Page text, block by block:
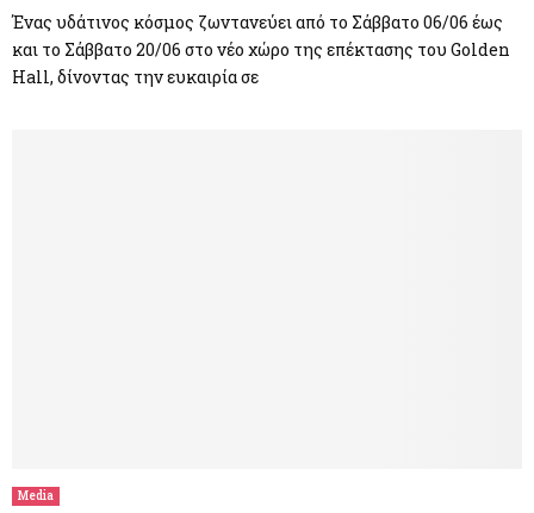
Ένας υδάτινος κόσμος ζωντανεύει από το Σάββατο 06/06 έως
και το Σάββατο 20/06 στο νέο χώρο της επέκτασης του Golden
Hall, δίνοντας την ευκαιρία σε
Media